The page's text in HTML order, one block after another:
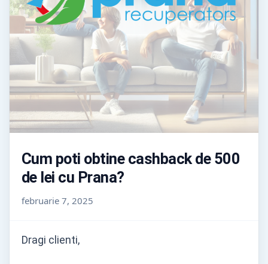
Cum poti obtine cashback de 500
de lei cu Prana?
februarie 7, 2025
Dragi clienti,